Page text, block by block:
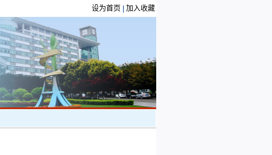
设为首页 加入收藏